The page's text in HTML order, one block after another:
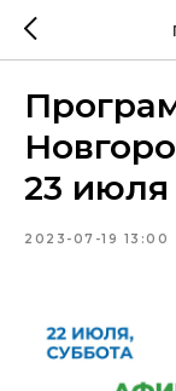
23 июля
2023-07-19 13:00